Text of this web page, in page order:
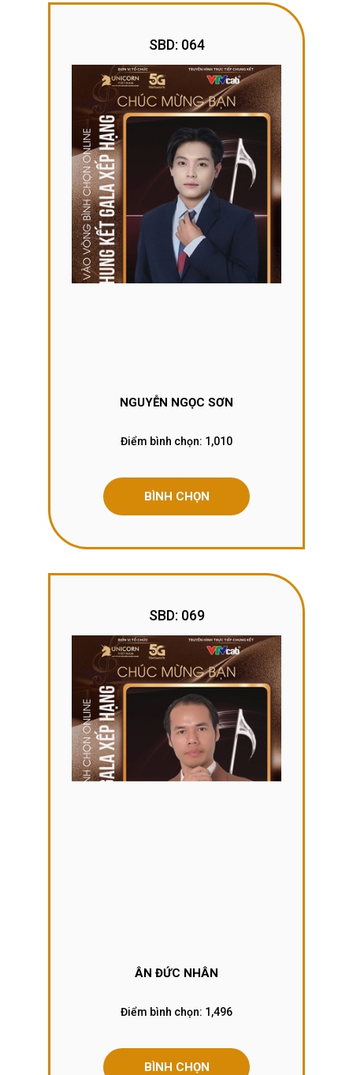
SBD: 064
NGUYỄN NGỌC SƠN
Điểm bình chọn: 1,010
BÌNH CHỌN
SBD: 069
ÂN ĐỨC NHÂN
Điểm bình chọn: 1,496
BÌNH CHỌN